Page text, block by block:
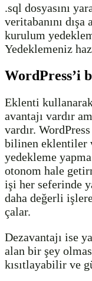
.sql dosyasını
veritabanını dışa
kurulum
Yedeklemeniz
WordPress’i
Eklenti
avantajı vardır
vardır.
bilinen eklentiler
yedekleme
otonom hale
işi her seferinde
daha değerli
çalar.
Dezavantajı ise
alan bir şey
kısıtlayabilir ve